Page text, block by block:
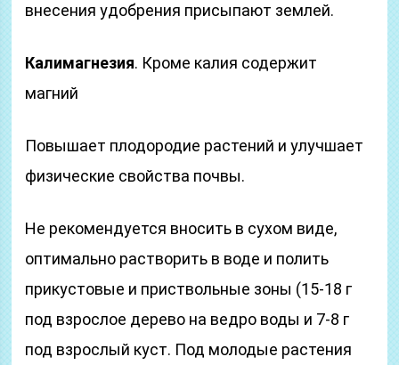
внесения удобрения присыпают землей.
Калимагнезия. Кроме калия содержит
магний
Повышает плодородие растений и улучшает
физические свойства почвы.
Не рекомендуется вносить в сухом виде,
оптимально растворить в воде и полить
прикустовые и приствольные зоны (15-18 г
под взрослое дерево на ведро воды и 7-8 г
под взрослый куст. Под молодые растения